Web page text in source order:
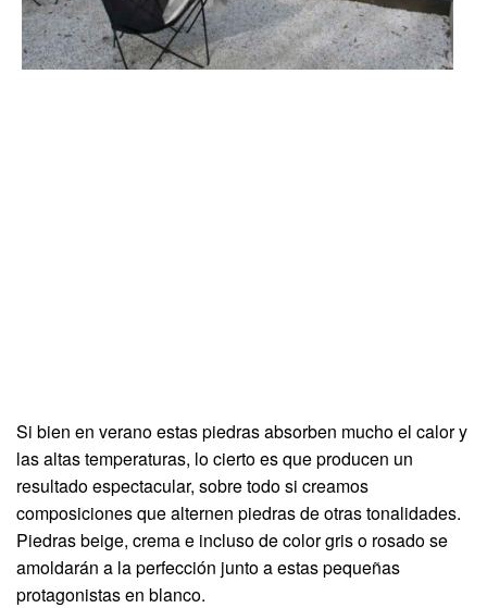
Si bien en verano estas piedras absorben mucho el calor y
las altas temperaturas, lo cierto es que producen un
resultado espectacular, sobre todo si creamos
composiciones que alternen piedras de otras tonalidades.
Piedras beige, crema e incluso de color gris o rosado se
amoldarán a la perfección junto a estas pequeñas
protagonistas en blanco.